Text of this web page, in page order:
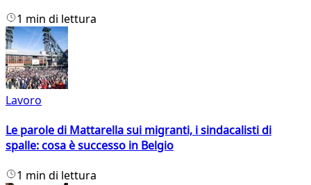
1 min di lettura
Lavoro
Le parole di Mattarella sui migranti, i sindacalisti di
spalle: cosa è successo in Belgio
1 min di lettura